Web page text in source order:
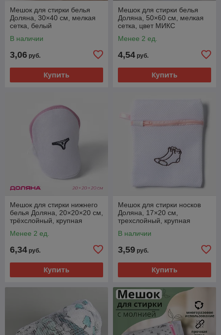
Мешок для стирки белья
Доляна, 30×40 см, мелкая
сетка, белый
В наличии
3,06 руб.
Купить
Мешок для стирки белья
Доляна, 50×60 см, мелкая
сетка, цвет МИКС
Менее 2 ед.
4,54 руб.
Купить
Мешок для стирки нижнего
белья Доляна, 20×20×20 см,
трёхслойный, крупная
Менее 2 ед.
6,34 руб.
Купить
Мешок для стирки носков
Доляна, 17×20 см,
трехслойный, крупная
В наличии
3,59 руб.
Купить